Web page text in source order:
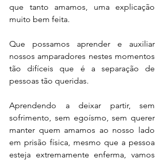
que tanto amamos, uma explicação
muito bem feita.
Que possamos aprender e auxiliar
nossos amparadores nestes momentos
tão difíceis que é a separação de
pessoas tão queridas.
Aprendendo a deixar partir, sem
sofrimento, sem egoísmo, sem querer
manter quem amamos ao nosso lado
em prisão física, mesmo que a pessoa
esteja extremamente enferma, vamos